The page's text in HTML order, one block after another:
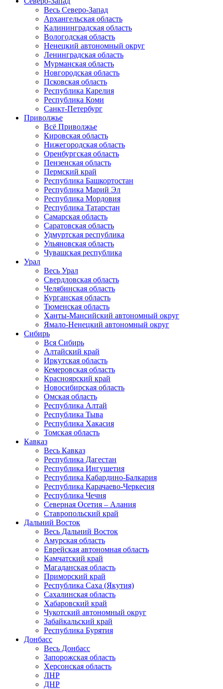
Весь Северо-Запад
Архангельская область
Калининградская область
Вологодская область
Ненецкий автономный округ
Ленинградская область
Мурманская область
Новгородская область
Псковская область
Республика Карелия
Республика Коми
Санкт-Петербург
Приволжье
Всё Приволжье
Кировская область
Нижегородская область
Оренбургская область
Пензенская область
Пермский край
Республика Башкортостан
Республика Марий Эл
Республика Мордовия
Республика Татарстан
Самарская область
Саратовская область
Удмуртская республика
Ульяновская область
Чувашская республика
Урал
Весь Урал
Свердловская область
Челябинская область
Курганская область
Тюменская область
Ханты-Мансийский автономный округ
Ямало-Ненецкий автономный округ
Сибирь
Вся Сибирь
Алтайский край
Иркутская область
Кемеровская область
Красноярский край
Новосибирская область
Омская область
Республика Алтай
Республика Тыва
Республика Хакасия
Томская область
Кавказ
Весь Кавказ
Республика Дагестан
Республика Ингушетия
Республика Кабардино-Балкария
Республика Карачаево-Черкесия
Республика Чечня
Северная Осетия – Алания
Ставропольский край
Дальний Восток
Весь Дальний Восток
Амурская область
Еврейская автономная область
Камчатский край
Магаданская область
Приморский край
Республика Саха (Якутия)
Сахалинская область
Хабаровский край
Чукотский автономный округ
Забайкальский край
Республика Бурятия
Донбасс
Весь Донбасс
Запорожская область
Херсонская область
ЛНР
ДНР